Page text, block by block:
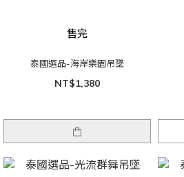
售完
泰國選品-海岸樂園吊墜
NT$1,380